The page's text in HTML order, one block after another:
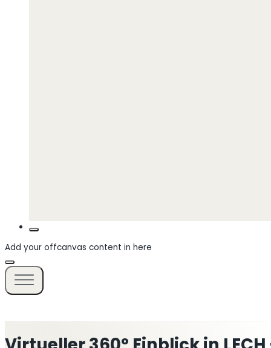
Add your offcanvas content in here